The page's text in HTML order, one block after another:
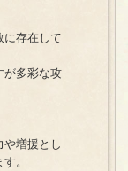
存在して
が多彩な攻
増援とし
。